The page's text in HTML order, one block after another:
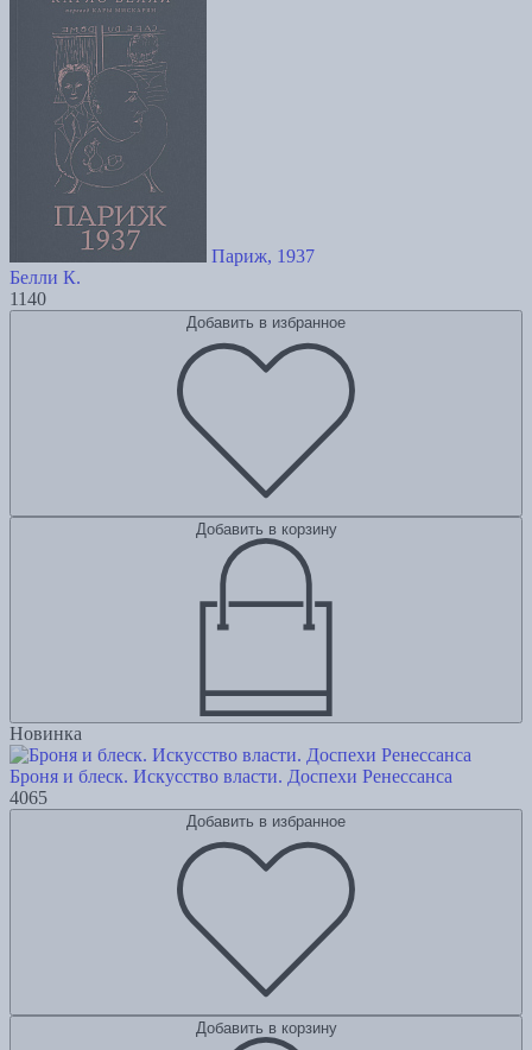
Париж, 1937
Белли К.
1140
Добавить в избранное
Добавить в корзину
Новинка
Броня и блеск. Искусство власти. Доспехи Ренессанса
4065
Добавить в избранное
Добавить в корзину